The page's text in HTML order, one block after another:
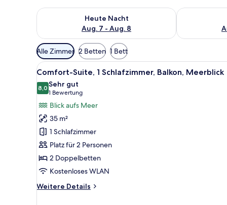
Heute Nacht
Aug. 7 - Aug. 8
Überprüfe die Verfügbarkeit für heute Nacht, Aug. 7
Überprüfe
Verfügbare
Filter
für
Zimmer
Alle Zimmer 2 Betten 1 Bett
Alle
Fotos
für
Comfort-
Suite,
1
Schlafzimmer,
Balkon,
Meerblick
anzeigen
Ein Hotelzimmer mit zwei
6
Comfort-Suite, 1 Schlafzimmer, Balkon, Meerblick
8,08,0 von 10
Sehr gut
1 Bewertung
(1
Bewertung)
Blick aufs Meer
35 m²
1 Schlafzimmer
Platz für 2 Personen
2 Doppelbetten
Kostenloses WLAN
Weitere Details
Weitere